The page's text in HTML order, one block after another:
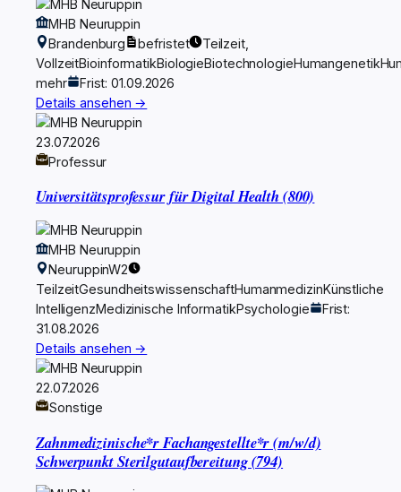
MHB Neuruppin
Brandenburg
befristet
Teilzeit,
VollzeitBioinformatikBiologieBiotechnologieHumangenetik
mehr
Frist: 01.09.2026
Details ansehen →
23.07.2026
Professur
Universitätsprofessur für Digital Health (800)
MHB Neuruppin
NeuruppinW2
TeilzeitGesundheitswissenschaftHumanmedizinKünstliche
IntelligenzMedizinische InformatikPsychologie
Frist:
31.08.2026
Details ansehen →
22.07.2026
Sonstige
Zahnmedizinische*r Fachangestellte*r (m/w/d)
Schwerpunkt Sterilgutaufbereitung (794)